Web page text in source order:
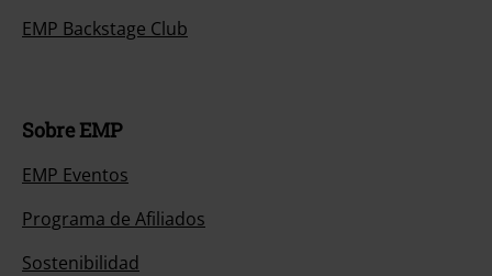
EMP Backstage Club
Sobre EMP
EMP Eventos
Programa de Afiliados
Sostenibilidad